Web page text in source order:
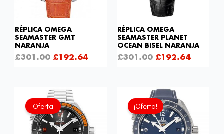
RÉPLICA OMEGA
SEAMASTER GMT
NARANJA
£301.00 £192.64
RÉPLICA OMEGA
SEAMASTER PLANET
OCEAN BISEL NARANJA
£301.00 £192.64
¡Oferta!
El
precio
original
era:
£301.00.
es:
£192.64.
¡Oferta!
El
precio
original
era:
£301.00.
es: